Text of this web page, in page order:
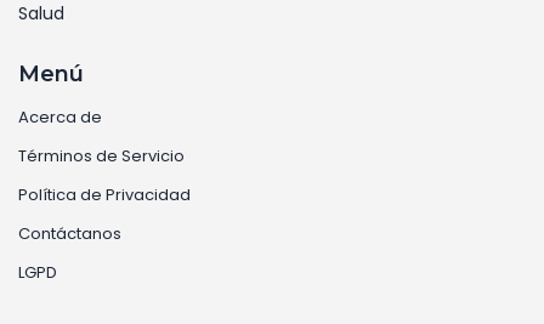
Salud
Menú
Acerca de
Términos de Servicio
Política de Privacidad
Contáctanos
LGPD